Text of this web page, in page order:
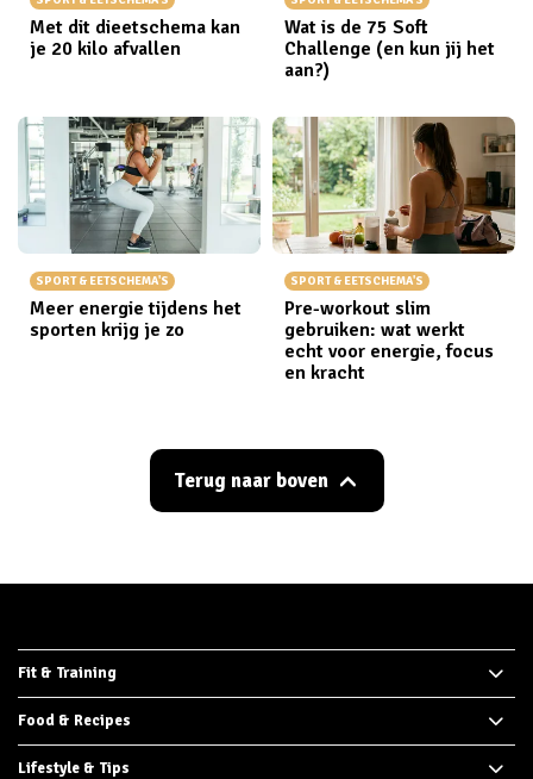
Met dit dieetschema kan
je 20 kilo afvallen
Wat is de 75 Soft
Challenge (en kun jij het
aan?)
SPORT & EETSCHEMA'S
Meer energie tijdens het
sporten krijg je zo
SPORT & EETSCHEMA'S
Pre-workout slim
gebruiken: wat werkt
echt voor energie, focus
en kracht
Terug naar boven
Fit & Training
Food & Recipes
Lifestyle & Tips